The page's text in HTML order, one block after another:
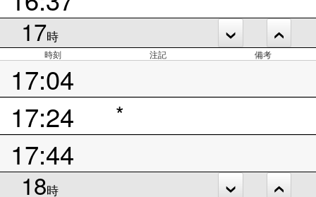
17時
時刻 注記 備考
17:04
17:24
*
17:44
18時